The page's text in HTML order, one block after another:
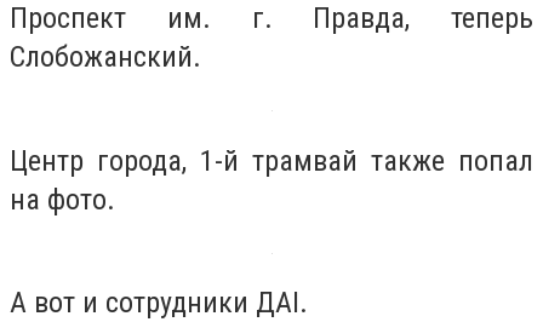
Проспект им. г. Правда, теперь
Слобожанский.
Центр города, 1-й трамвай также попал
на фото.
А вот и сотрудники ДАІ.